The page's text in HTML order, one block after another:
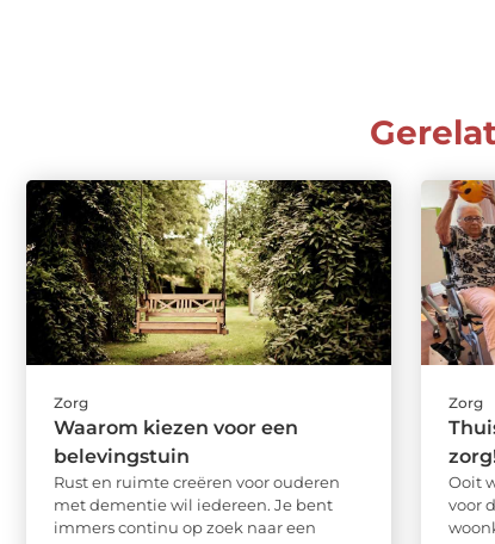
Zorg
Waarom kiezen voor een
belevingstuin
Rust en ruimte creëren voor ouderen
met dementie wil iedereen. Je bent
immers continu op zoek naar een
Zorg
Ooit
voor